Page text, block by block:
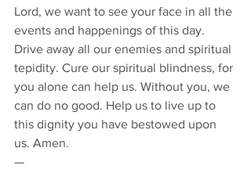
Lord, we want to see your face in all the
events and happenings of this day.
Drive away all our enemies and spiritual
tepidity. Cure our spiritual blindness, for
you alone can help us. Without you, we
can do no good. Help us to live up to
this dignity you have bestowed upon
us. Amen.
—